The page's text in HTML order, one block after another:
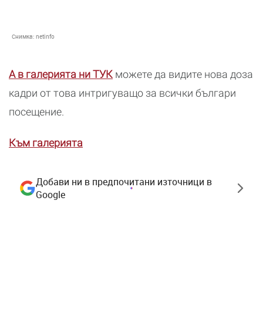
Снимка: netinfo
А в галерията ни ТУК можете да видите нова доза
кадри от това интригуващо за всички българи
посещение.
Към галерията
Добави ни в предпочитани източници в
Google